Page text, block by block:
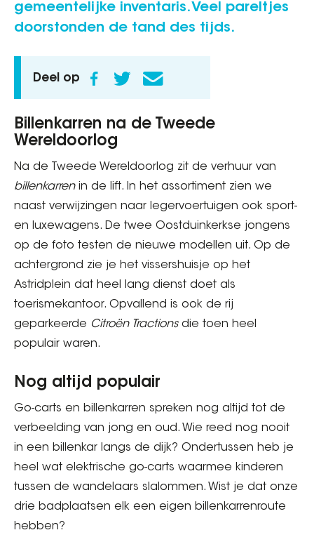
gemeentelijke inventaris. Veel pareltjes
doorstonden de tand des tijds.
Deel op
Billenkarren na de Tweede
Wereldoorlog
Na de Tweede Wereldoorlog zit de verhuur van
billenkarrenin de lift. In het assortiment zien we
naast verwijzingen naar legervoertuigen ook sport-
en luxewagens. De twee Oostduinkerkse jongens
op de foto testen de nieuwe modellen uit. Op de
achtergrond zie je het vissershuisje op het
Astridplein dat heel lang dienst doet als
toerismekantoor. Opvallend is ook de rij
geparkeerde Citroën Tractionsdie toen heel
populair waren.
Nog altijd populair
Go-carts en billenkarren spreken nog altijd tot de
verbeelding van jong en oud. Wie reed nog nooit
in een billenkar langs de dijk? Ondertussen heb je
heel wat elektrische go-carts waarmee kinderen
tussen de wandelaars slalommen. Wist je dat onze
drie badplaatsen elk een eigen billenkarrenroute
hebben?